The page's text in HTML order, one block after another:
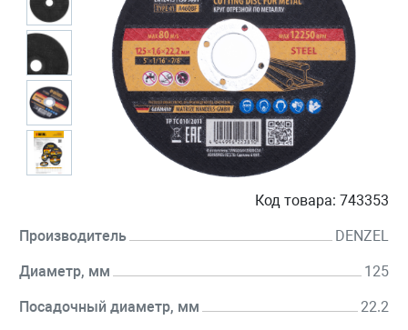
Код товара: 743353
Производитель DENZEL
Диаметр, мм 125
Посадочный диаметр, мм 22.2